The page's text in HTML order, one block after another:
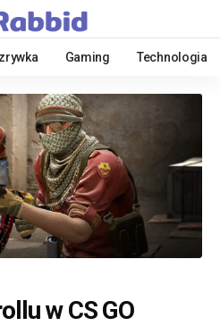
Gaming Technologia
w CS GO